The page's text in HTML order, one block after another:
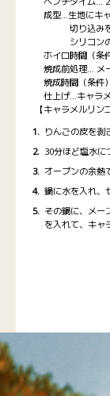
成型…生地にキ
切り込みを
シリコンの食
ホイロ時間（条
焼成前処理… メ
焼成時間（条件
仕上げ…キャラ
【キャラメルリン
りんごの皮を剥
30分ほど塩水に
オーブンの余熱
鍋に水を入れ、
その鍋に、メー
を入れて、キャ